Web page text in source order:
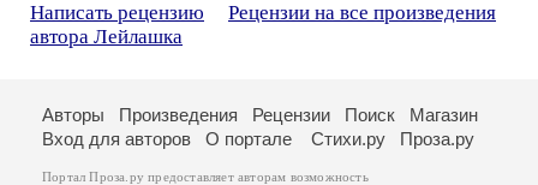
Написать рецензию
Рецензии на все произведения
автора Лейлашка
Авторы Произведения Рецензии Поиск
Магазин
Вход для авторов
О портале Стихи.ру Проза.ру
Портал Проза.ру предоставляет авторам возможность